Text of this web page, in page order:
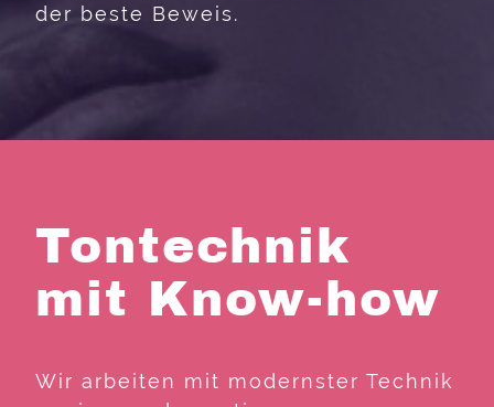
der beste Beweis.
Tontechnik
mit Know-how
Wir arbeiten mit modernster Technik